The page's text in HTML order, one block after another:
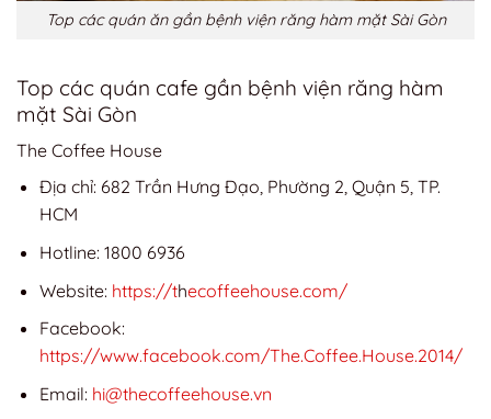
Top các quán ăn gần bệnh viện răng hàm mặt Sài Gòn
Top các quán cafe gần bệnh viện răng hàm
mặt Sài Gòn
The Coffee House
Địa chỉ: 682 Trần Hưng Đạo, Phường 2, Quận 5, TP.
HCM
Hotline: 1800 6936
Website: https://thecoffeehouse.com/
Facebook:
https://www.facebook.com/The.Coffee.House.2014/
Email: hi@thecoffeehouse.vn